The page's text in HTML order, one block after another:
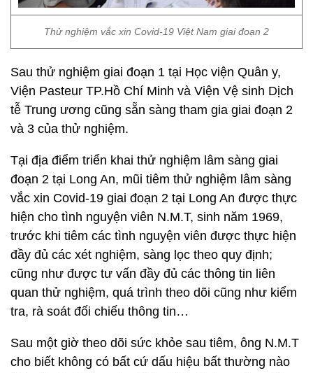
Thử nghiệm vắc xin Covid-19 Việt Nam giai đoạn 2
Sau thử nghiệm giai đoạn 1 tại Học viện Quân y,
Viện Pasteur TP.Hồ Chí Minh và Viện Vệ sinh Dịch
tễ Trung ương cũng sẵn sàng tham gia giai đoạn 2
và 3 của thử nghiệm.
Tại địa điểm triển khai thử nghiệm lâm sàng giai
đoạn 2 tại Long An, mũi tiêm thử nghiệm lâm sàng
vắc xin Covid-19 giai đoạn 2 tại Long An được thực
hiện cho tình nguyện viên N.M.T, sinh năm 1969,
trước khi tiêm các tình nguyện viên được thực hiện
đầy đủ các xét nghiệm, sàng lọc theo quy định;
cũng như được tư vấn đầy đủ các thông tin liên
quan thử nghiệm, quá trình theo dõi cũng như kiểm
tra, rà soát đối chiếu thông tin…
Sau một giờ theo dõi sức khỏe sau tiêm, ông N.M.T
cho biết không có bất cứ dấu hiệu bất thường nào